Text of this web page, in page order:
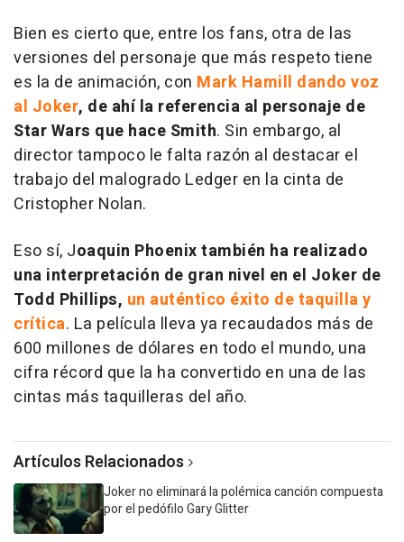
Bien es cierto que, entre los fans, otra de las
versiones del personaje que más respeto tiene
es la de animación, con Mark Hamill dando voz
al Joker, de ahí la referencia al personaje de
Star Wars que hace Smith. Sin embargo, al
director tampoco le falta razón al destacar el
trabajo del malogrado Ledger en la cinta de
Cristopher Nolan.
Eso sí, Joaquin Phoenix también ha realizado
una interpretación de gran nivel en el Joker de
Todd Phillips, un auténtico éxito de taquilla y
crítica. La película lleva ya recaudados más de
600 millones de dólares en todo el mundo, una
cifra récord que la ha convertido en una de las
cintas más taquilleras del año.
Artículos Relacionados
Joker no eliminará la polémica canción compuesta
por el pedófilo Gary Glitter